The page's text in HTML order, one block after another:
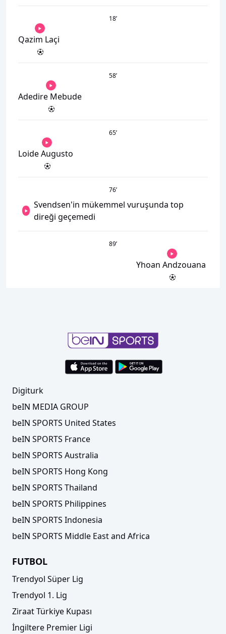
18’
Qazim Laçi
58’
Adedire Mebude
65’
Loide Augusto
76’
Svendsen'in mükemmel vuruşunda top
direği geçemedi
89’
Yhoan Andzouana
Digiturk
beIN MEDIA GROUP
beIN SPORTS United States
beIN SPORTS France
beIN SPORTS Australia
beIN SPORTS Hong Kong
beIN SPORTS Thailand
beIN SPORTS Philippines
beIN SPORTS Indonesia
beIN SPORTS Middle East and Africa
FUTBOL
Trendyol Süper Lig
Trendyol 1. Lig
Ziraat Türkiye Kupası
İngiltere Premier Ligi